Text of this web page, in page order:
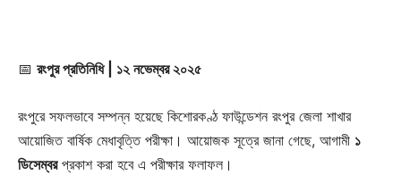
📅 রংপুর প্রতিনিধি | ১২ নভেম্বর ২০২৫
রংপুরে সফলভাবে সম্পন্ন হয়েছে কিশোরকণ্ঠ ফাউন্ডেশন রংপুর জেলা শাখার
আয়োজিত বার্ষিক মেধাবৃত্তি পরীক্ষা। আয়োজক সূত্রে জানা গেছে, আগামী ১
ডিসেম্বরপ্রকাশ করা হবে এ পরীক্ষার ফলাফল।